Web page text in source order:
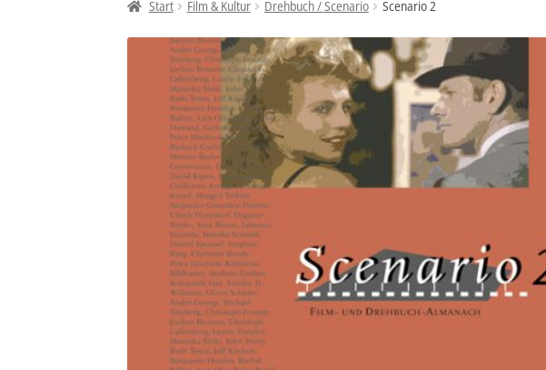
Start Film & Kultur Drehbuch / Scenario Scenario 2